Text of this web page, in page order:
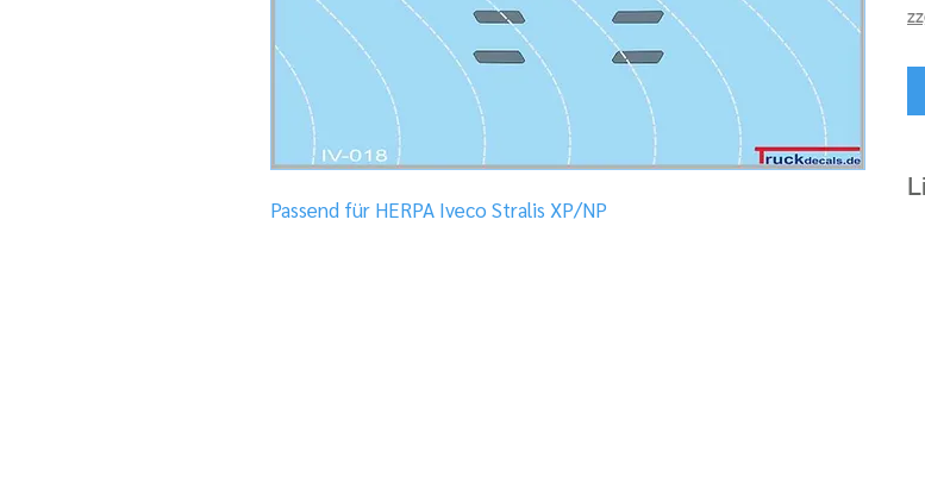
Passend für HERPA Iveco Stralis XP/NP